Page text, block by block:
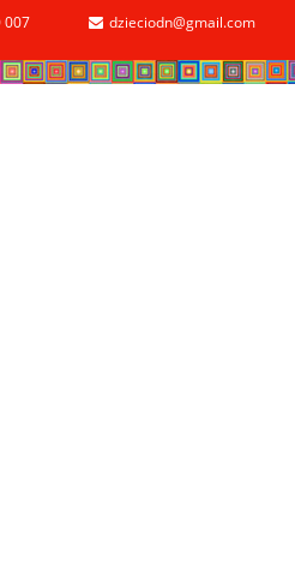
007 dzieciodn@gmail.com